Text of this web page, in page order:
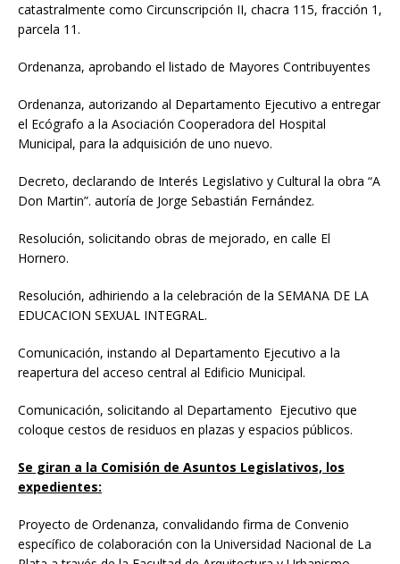
catastralmente como Circunscripción II, chacra 115, fracción 1,
parcela 11.
Ordenanza, aprobando el listado de Mayores Contribuyentes
Ordenanza, autorizando al Departamento Ejecutivo a entregar
el Ecógrafo a la Asociación Cooperadora del Hospital
Municipal, para la adquisición de uno nuevo.
Decreto, declarando de Interés Legislativo y Cultural la obra “A
Don Martin”. autoría de Jorge Sebastián Fernández.
Resolución, solicitando obras de mejorado, en calle El
Hornero.
Resolución, adhiriendo a la celebración de la SEMANA DE LA
EDUCACION SEXUAL INTEGRAL.
Comunicación, instando al Departamento Ejecutivo a la
reapertura del acceso central al Edificio Municipal.
Comunicación, solicitando al Departamento Ejecutivo que
coloque cestos de residuos en plazas y espacios públicos.
Se giran a la Comisión de Asuntos Legislativos, los
expedientes:
Proyecto de Ordenanza, convalidando firma de Convenio
específico de colaboración con la Universidad Nacional de La